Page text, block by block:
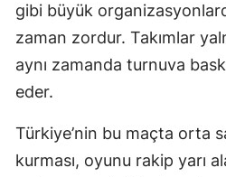
gibi büyük
zaman zordur. Takımlar
aynı zamanda turnuva
eder.
Türkiye’nin bu maçta orta
kurması, oyunu rakip yarı